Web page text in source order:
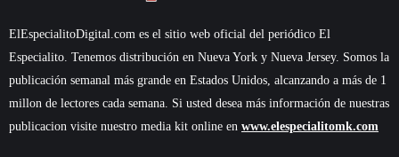
ElEspecialitoDigital.com es el sitio web oficial del periódico El
Especialito. Tenemos distribución en Nueva York y Nueva Jersey. Somos la
publicación semanal más grande en Estados Unidos, alcanzando a más de 1
millon de lectores cada semana. Si usted desea más información de nuestras
publicacion visite nuestro media kit online en www.elespecialitomk.com